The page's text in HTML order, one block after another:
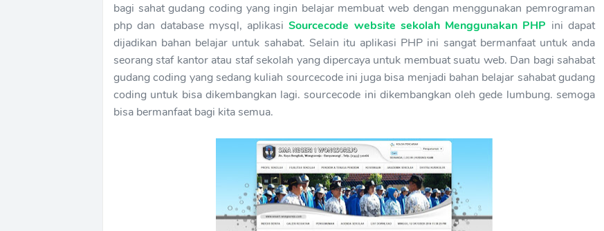
bagi sahat gudang coding yang ingin belajar membuat web dengan menggunakan pemrograman
php dan database mysql, aplikasiSourcecode website sekolah Menggunakan PHP ini dapat
dijadikan bahan belajar untuk sahabat. Selain itu aplikasi PHP ini sangat bermanfaat untuk anda
seorang staf kantor atau staf sekolah yang dipercaya untuk membuat suatu web. Dan bagi sahabat
gudang coding yang sedang kuliah sourcecode ini juga bisa menjadi bahan belajar sahabat gudang
coding untuk bisa dikembangkan lagi. sourcecode ini dikembangkan oleh gede lumbung. semoga
bisa bermanfaat bagi kita semua.